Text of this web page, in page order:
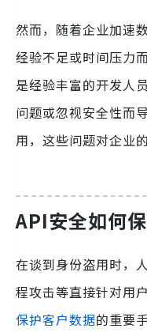
然而，随着企业加速
经验不足或时间压力
是经验丰富的开发人
问题或忽视安全性而
用，这些问题对企业
API安全如何
在谈到身份盗用时，
程攻击等直接针对用
保护客户数据的重要